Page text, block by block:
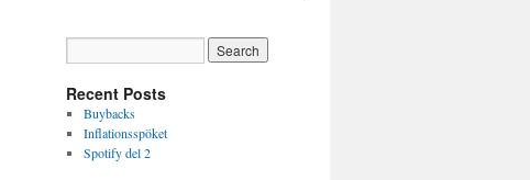
Recent Posts
Buybacks
Inflationsspöket
Spotify del 2